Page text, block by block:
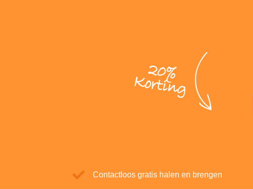
20%
Korting
Contactloos gratis halen en brengen